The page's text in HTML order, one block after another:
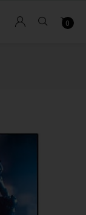
0